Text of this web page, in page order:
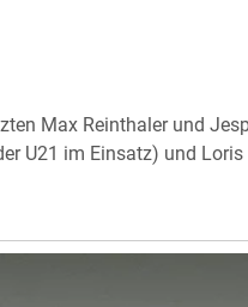
Max Reinthaler und
U21 im Einsatz) und